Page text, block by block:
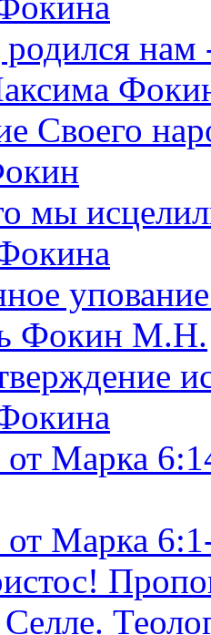
Своего
мы
Фокин М.Н.
от Марка
от Марка